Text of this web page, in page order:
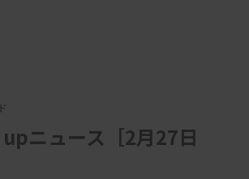
ニュース［2月27日